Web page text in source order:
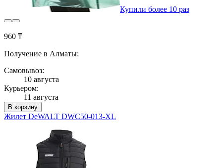
Купили более 10 раз
960 ₸
Получение в Алматы:
Самовывоз:
10 августа
Курьером:
11 августа
В корзину
Жилет DeWALT DWC50-013-XL